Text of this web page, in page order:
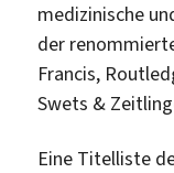
medizinische
der
Francis,
Swets &
Eine Titelliste